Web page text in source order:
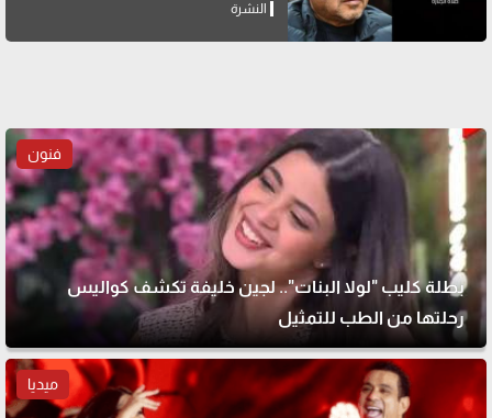
النشرة
فنون
بطلة كليب "لولا البنات".. لجين خليفة تكشف كواليس
رحلتها من الطب للتمثيل
ميديا